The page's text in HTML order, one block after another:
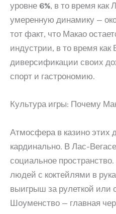
уровне 6%, в то время как
умеренную динамику —
тот факт, что Макао
индустрии, в то время как
диверсификации своих
спорт и гастрономию.
Культура игры: Почему
Атмосфера в казино этих
кардинально. В Лас-
социальное
людей с коктейлями в
выигрыш за рулеткой или
Шоуменство — главная